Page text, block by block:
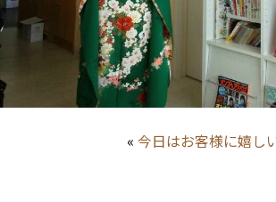
« 今日はお客様に嬉し